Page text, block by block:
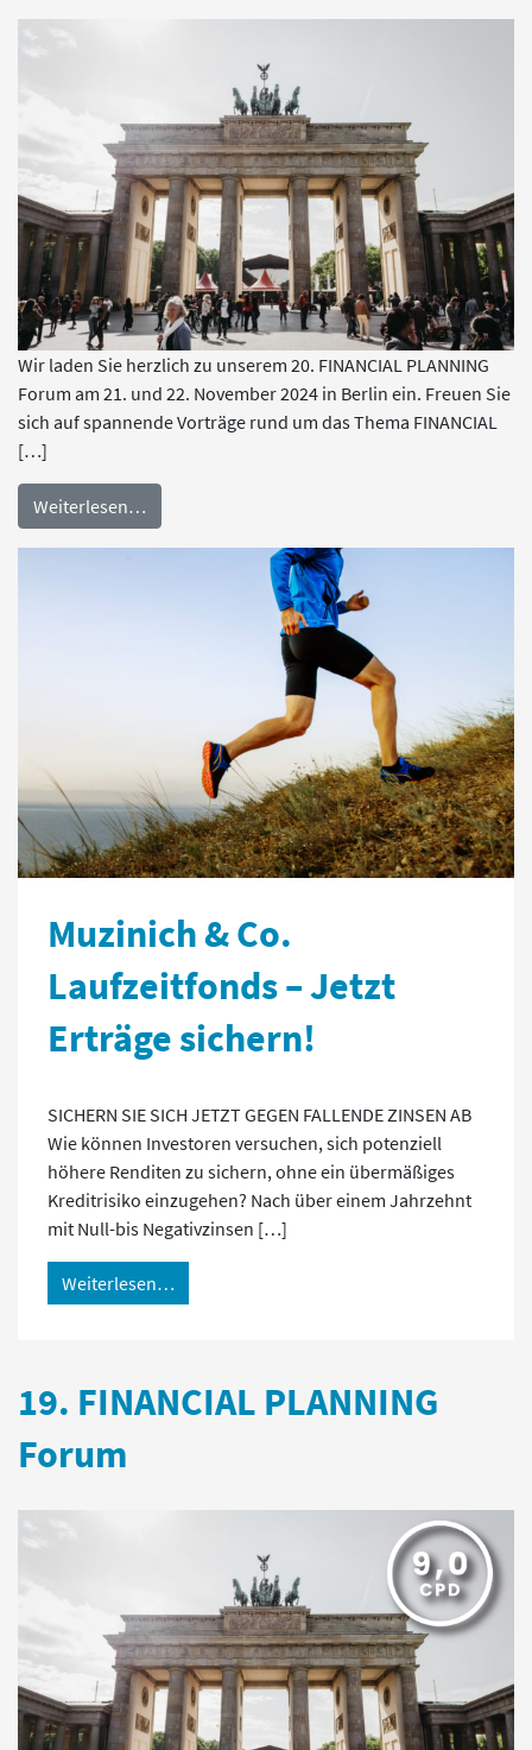
Wir laden Sie herzlich zu unserem 20. FINANCIAL PLANNING
Forum am 21. und 22. November 2024 in Berlin ein. Freuen Sie
sich auf spannende Vorträge rund um das Thema FINANCIAL
[…]
Weiterlesen…
Muzinich & Co.
Laufzeitfonds – Jetzt
Erträge sichern!
SICHERN SIE SICH JETZT GEGEN FALLENDE ZINSEN AB
Wie können Investoren versuchen, sich potenziell
höhere Renditen zu sichern, ohne ein übermäßiges
Kreditrisiko einzugehen? Nach über einem Jahrzehnt
mit Null-bis Negativzinsen […]
Weiterlesen…
19. FINANCIAL PLANNING
Forum